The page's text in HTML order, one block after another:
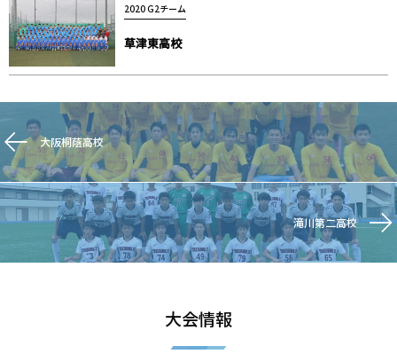
2020 G2チーム
草津東高校
大阪桐蔭高校
滝川第二高校
大会情報